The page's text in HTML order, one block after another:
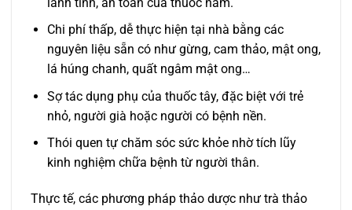
Chi phí thấp, dễ thực hiện tại nhà bằng các
nguyên liệu sẵn có như gừng, cam thảo, mật ong,
lá húng chanh, quất ngâm mật ong…
Sợ tác dụng phụ của thuốc tây, đặc biệt với trẻ
nhỏ, người già hoặc người có bệnh nền.
Thói quen tự chăm sóc sức khỏe nhờ tích lũy
kinh nghiệm chữa bệnh từ người thân.
Thực tế, các phương pháp thảo dược như trà thảo